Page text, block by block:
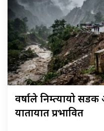
वर्षाले निम्त्यायो सडक
यातायात प्रभावित